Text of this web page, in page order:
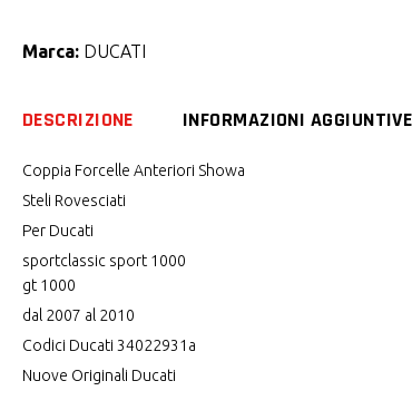
Marca: DUCATI
DESCRIZIONE INFORMAZIONI AGGIUNTIVE
Coppia Forcelle Anteriori Showa
Steli Rovesciati
Per Ducati
sportclassic sport 1000
gt 1000
dal 2007 al 2010
Codici Ducati 34022931a
Nuove Originali Ducati